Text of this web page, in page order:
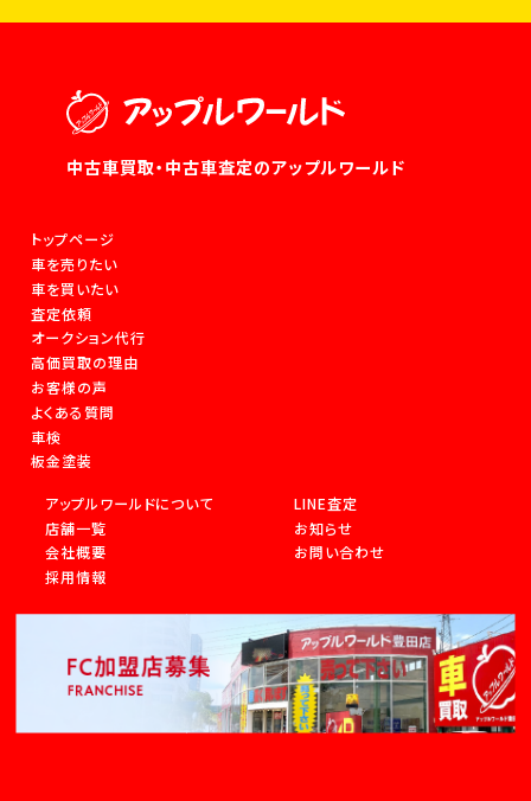
中古車買取・中古車査定のアップルワールド
トップページ
車を売りたい
車を買いたい
査定依頼
オークション代行
高価買取の理由
お客様の声
よくある質問
車検
板金塗装
アップルワールドについて
店舗一覧
会社概要
採用情報
LINE査定
お知らせ
お問い合わせ